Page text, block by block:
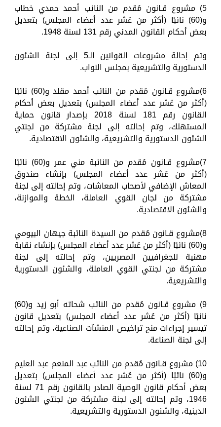
5) مشروع قـانون مُقدم من النائب أحمد حمدي خطاب
و(60) نائبًا (أكثر من عُشر عدد أعضاء المجلس) بتعديل
بعض أحكام القانون المدني رقم 131 لسنة 1948.
وتم إحالة مشروعات القوانين الـ5 إلى لجنة الشئون
الدستورية والتشريعية بمجلس النواب.
6)مشروع قـانون مُقدم من النائب أحمد مقلد و(60) نائبًا
(أكثر من عُشر عدد أعضاء المجلس) بتعديل بعض أحكام
القانون رقم 181 لسنة 2018 بإصدار قانون حماية
المستهلك، وتم إحالته إلى لجنة مشتركة من لجنتي
الشئون الدستورية والتشريعية، والشئون الاقتصادية.
7)مشروع قـانون مُقدم من النائبة مني عمر و(60) نائبًا
(أكثر من عُشر عدد أعضاء المجلس) بإنشاء صندوق
المعاش الإضافي لأصحاب المعاشات، وتم إحالته إلى لجنة
مشتركة من لجان القوي العاملة، الخطة والموازنة،
والشئون الاقتصادية.
8)مشروع قـانون مُقدم من السيدة النائبة جيهان البيومي
و(60) نائبًا (أكثر من عُشر عدد أعضاء المجلس) بإنشاء نقابة
مهنية للجغرافيين المصريين، وتم إحالته إلى لجنة
مشتركة من لجنتي القوي العاملة، والشئون الدستورية
والتشريعية.
9) مشروع قـانون مُقدم من النائب شحاته أبو زيد و(60)
نائبًا (أكثر من عُشر عدد أعضاء المجلس) بتعديل قانون
تيسير إجراءات منح تراخيص المنشآت الصناعية، وتم إحالته
إلى لجنة الصناعة.
10) مشروع قـانون مُقدم من النائب عبد المنعم عبد العليم
و(60) نائبًا (أكثر من عُشر عدد أعضاء المجلس) بتعديل
بعض أحكام قانون الوصية الصادر بالقانون رقم 71 لسنة
1946، وتم إحالته إلى لجنة مشتركة من لجنتي الشئون
الدينية، والشئون الدستورية والتشريعية.